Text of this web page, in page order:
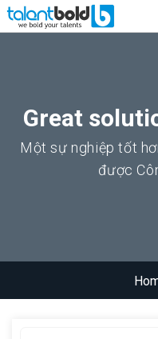
Great
Một sự nghiệp tốt
được